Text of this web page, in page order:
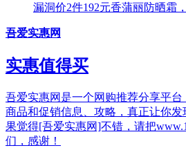
漏洞价2件192元香蒲丽防晒霜
吾爱实惠网
实惠值得买
吾爱实惠网是一个网购推荐分享平
商品和促销信息、攻略，真正让你
果觉得[吾爱实惠网]不错，请把
们，感谢！